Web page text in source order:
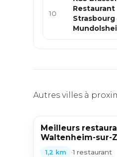
10
Restaurant
Strasbourg
Autres villes à
Meilleurs
Waltenheim-sur-
1,2 km •1 restaurant